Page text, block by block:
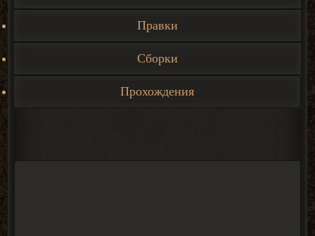
Правки
Сборки
Прохождения